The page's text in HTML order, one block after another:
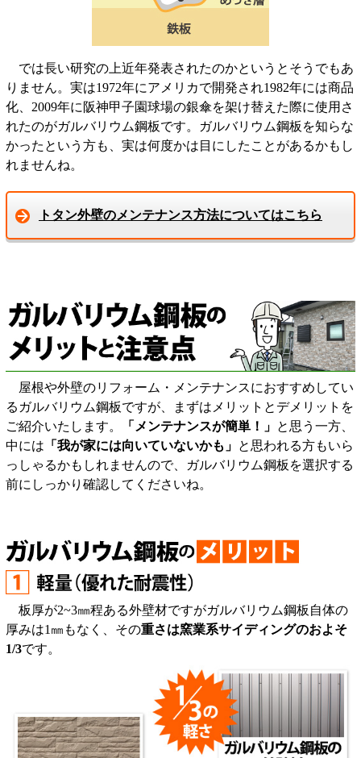
では長い研究の上近年発表されたのかというとそうでもあ
りません。実は1972年にアメリカで開発され1982年には商品
化、2009年に阪神甲子園球場の銀傘を架け替えた際に使用さ
れたのがガルバリウム鋼板です。ガルバリウム鋼板を知らな
かったという方も、実は何度かは目にしたことがあるかもし
れませんね。
トタン外壁のメンテナンス方法についてはこちら
屋根や外壁のリフォーム・メンテナンスにおすすめしてい
るガルバリウム鋼板ですが、まずはメリットとデメリットを
ご紹介いたします。
「メンテナンスが簡単！」 と思う一方、
中には 「我が家には向いていないかも」 と思われる方もいら
っしゃるかもしれませんので、ガルバリウム鋼板を選択する
前にしっかり確認してくださいね。
板厚が2~3㎜程ある外壁材ですがガルバリウム鋼板自体の
厚みは1㎜もなく、その重さは窯業系サイディングのおよそ
1/3です。